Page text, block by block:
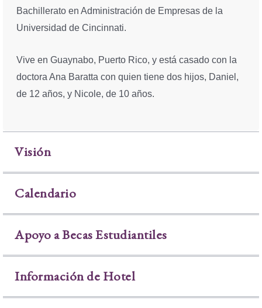
Bachillerato en Administración de Empresas de la
Universidad de Cincinnati.
Vive en Guaynabo, Puerto Rico, y está casado con la
doctora Ana Baratta con quien tiene dos hijos, Daniel,
de 12 años, y Nicole, de 10 años.
Visión
Calendario
Apoyo a Becas Estudiantiles
Información de Hotel